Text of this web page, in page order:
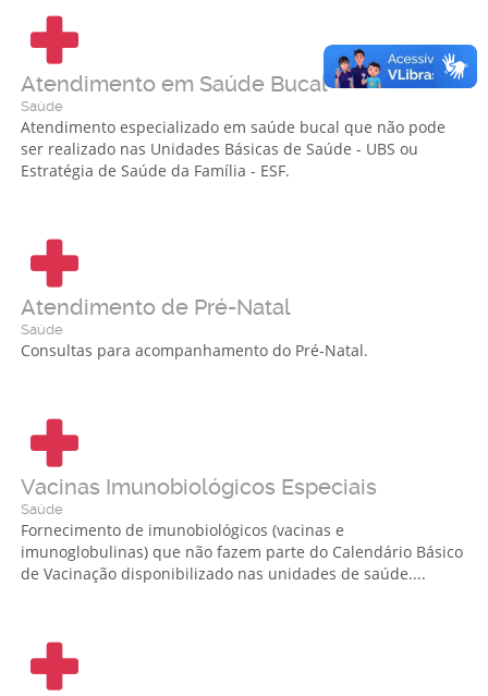
Atendimento em Saúde Bucal
Saúde
Atendimento especializado em saúde bucal que não pode
ser realizado nas Unidades Básicas de Saúde - UBS ou
Estratégia de Saúde da Família - ESF.
Atendimento de Pré-Natal
Saúde
Consultas para acompanhamento do Pré-Natal.
Vacinas Imunobiológicos Especiais
Saúde
Fornecimento de imunobiológicos (vacinas e
imunoglobulinas) que não fazem parte do Calendário Básico
de Vacinação disponibilizado nas unidades de saúde....